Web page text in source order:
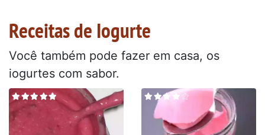
Receitas de Iogurte
Você também pode fazer em casa, os
iogurtes com sabor.